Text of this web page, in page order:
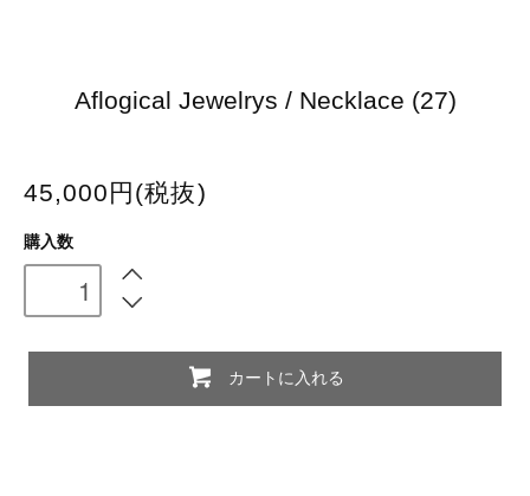
Aflogical Jewelrys / Necklace (27)
45,000円(税抜)
購入数
カートに入れる